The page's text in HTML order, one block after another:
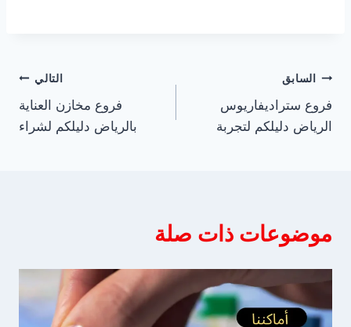
تصفّح
المقالات
السابق
فروع ستراديفاريوس
الرياض دليلكم لتجربة
التالي
فروع مخازن العناية
بالرياض دليلكم لشراء
موضوعات ذات صلة